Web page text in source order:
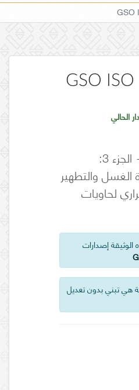
GSO
GSO
الحالي
أجهزة الغسل والتطهير — الجزء 3:
الغسل والتطهير
لحاويات
الوثيقة إصدارات
هي تبني بدون تعديل